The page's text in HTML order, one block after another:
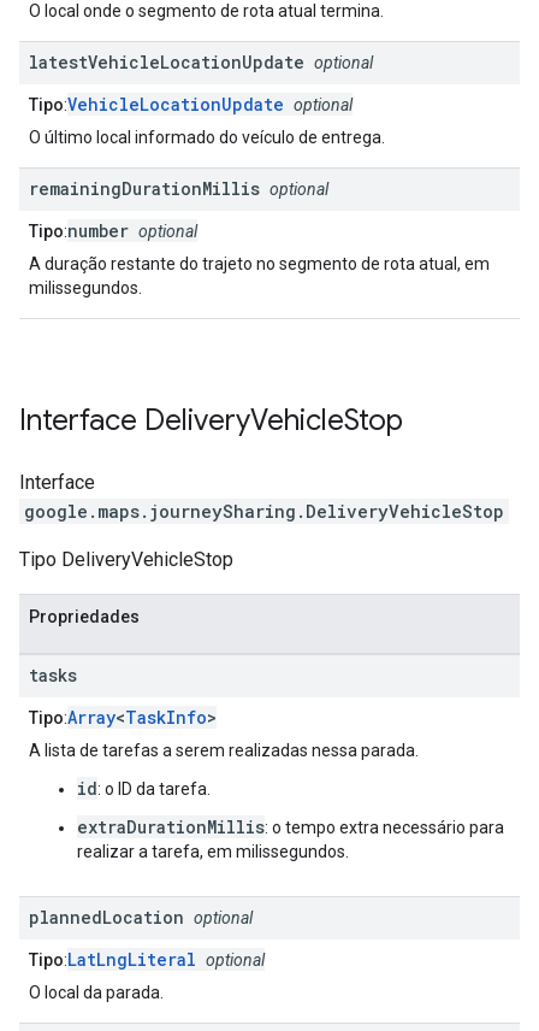
O local onde o segmento de rota atual termina.
latestVehicleLocationUpdate optional
Tipo:VehicleLocationUpdate optional
O último local informado do veículo de entrega.
remainingDurationMillis optional
Tipo:number optional
A duração restante do trajeto no segmento de rota atual, em
milissegundos.
Interface DeliveryVehicleStop
Interface
google.maps.journeySharing . DeliveryVehicleStop
Tipo DeliveryVehicleStop
Propriedades
tasks
Tipo:Array<TaskInfo>
A lista de tarefas a serem realizadas nessa parada.
id: o ID da tarefa.
extraDurationMillis: o tempo extra necessário para
realizar a tarefa, em milissegundos.
plannedLocation optional
Tipo:LatLngLiteral optional
O local da parada.